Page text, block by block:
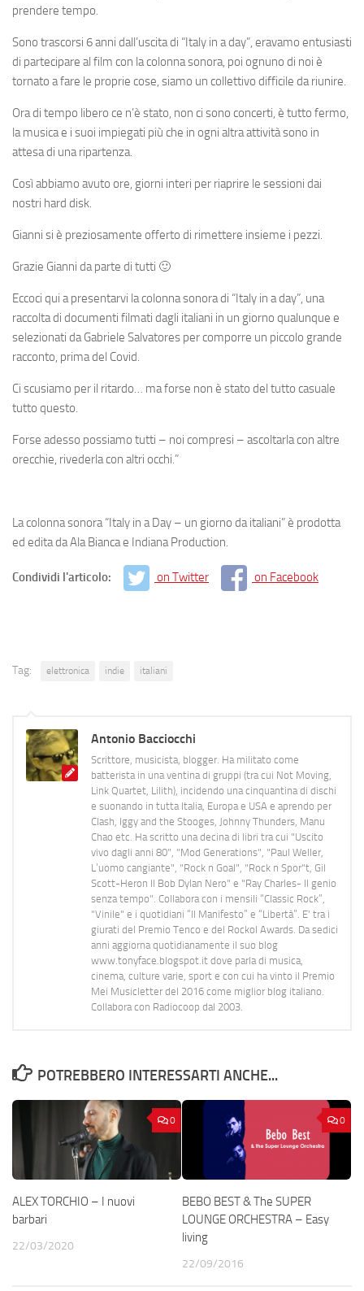
prendere tempo.
Sono trascorsi 6 anni dall’uscita di “Italy in a day”, eravamo entusiasti
di partecipare al film con la colonna sonora, poi ognuno di noi è
tornato a fare le proprie cose, siamo un collettivo difficile da riunire.
Ora di tempo libero ce n’è stato, non ci sono concerti, è tutto fermo,
la musica e i suoi impiegati più che in ogni altra attività sono in
attesa di una ripartenza.
Così abbiamo avuto ore, giorni interi per riaprire le sessioni dai
nostri hard disk.
Gianni si è preziosamente offerto di rimettere insieme i pezzi.
Grazie Gianni da parte di tutti 🙂
Eccoci qui a presentarvi la colonna sonora di “Italy in a day”, una
raccolta di documenti filmati dagli italiani in un giorno qualunque e
selezionati da Gabriele Salvatores per comporre un piccolo grande
racconto, prima del Covid.
Ci scusiamo per il ritardo… ma forse non è stato del tutto casuale
tutto questo.
Forse adesso possiamo tutti – noi compresi – ascoltarla con altre
orecchie, rivederla con altri occhi.”
La colonna sonora “Italy in a Day – un giorno da italiani” è prodotta
ed edita da Ala Bianca e Indiana Production.
Condividi l'articolo: on Twitter on Facebook
Tag: elettronica indie italiani
Antonio Bacciocchi
Scrittore, musicista, blogger. Ha militato come
batterista in una ventina di gruppi (tra cui Not Moving,
Link Quartet, Lilith), incidendo una cinquantina di dischi
e suonando in tutta Italia, Europa e USA e aprendo per
Clash, Iggy and the Stooges, Johnny Thunders, Manu
Chao etc. Ha scritto una decina di libri tra cui "Uscito
vivo dagli anni 80", "Mod Generations", "Paul Weller,
L’uomo cangiante", "Rock n Goal", "Rock n Spor"t, Gil
Scott-Heron Il Bob Dylan Nero" e "Ray Charles- Il genio
senza tempo". Collabora con i mensili “Classic Rock”,
"Vinile" e i quotidiani “Il Manifesto” e “Libertà”. E' tra i
giurati del Premio Tenco e del Rockol Awards. Da sedici
anni aggiorna quotidianamente il suo blog
www.tonyface.blogspot.it dove parla di musica,
cinema, culture varie, sport e con cui ha vinto il Premio
Mei Musicletter del 2016 come miglior blog italiano.
Collabora con Radiocoop dal 2003.
POTREBBERO INTERESSARTI ANCHE...
0
ALEX TORCHIO – I nuovi
barbari
22/03/2020
0
BEBO BEST & The SUPER
LOUNGE ORCHESTRA – Easy
living
22/09/2016